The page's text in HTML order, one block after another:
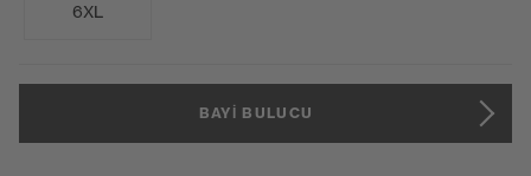
6XL
BAYI BULUCU